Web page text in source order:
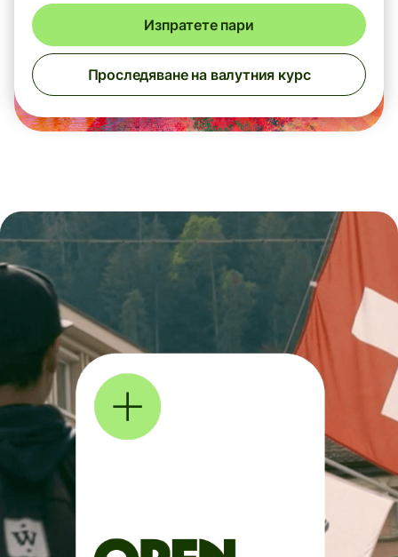
Изпратете пари
Проследяване на валутния курс